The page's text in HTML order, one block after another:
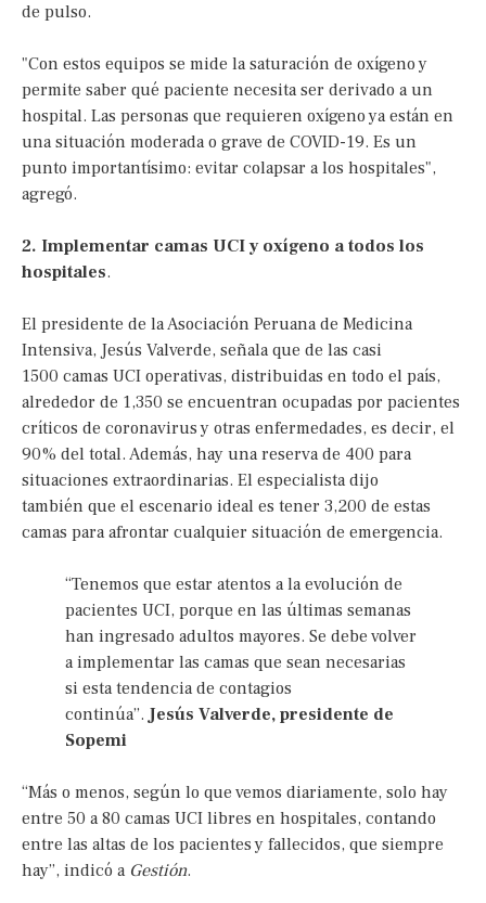
de pulso.
"Con estos equipos se mide la saturación de oxígeno y
permite saber qué paciente necesita ser derivado a un
hospital. Las personas que requieren oxígeno ya están en
una situación moderada o grave de COVID-19. Es un
punto importantísimo: evitar colapsar a los hospitales",
agregó.
2. Implementar camas UCI y oxígeno a todos los
hospitales.
El presidente de la Asociación Peruana de Medicina
Intensiva, Jesús Valverde, señala que de las casi
1500 camas UCI operativas, distribuidas en todo el país,
alrededor de 1,350 se encuentran ocupadas por pacientes
críticos de coronavirus y otras enfermedades, es decir, el
90% del total. Además, hay una reserva de 400 para
situaciones extraordinarias. El especialista dijo
también que el escenario ideal es tener 3,200 de estas
camas para afrontar cualquier situación de emergencia.
“Tenemos que estar atentos a la evolución de
pacientes UCI, porque en las últimas semanas
han ingresado adultos mayores. Se debe volver
a implementar las camas que sean necesarias
si esta tendencia de contagios
continúa”.Jesús Valverde, presidente de
Sopemi
“Más o menos, según lo que vemos diariamente, solo hay
entre 50 a 80 camas UCI libres en hospitales, contando
entre las altas de los pacientes y fallecidos, que siempre
hay”, indicó a Gestión.